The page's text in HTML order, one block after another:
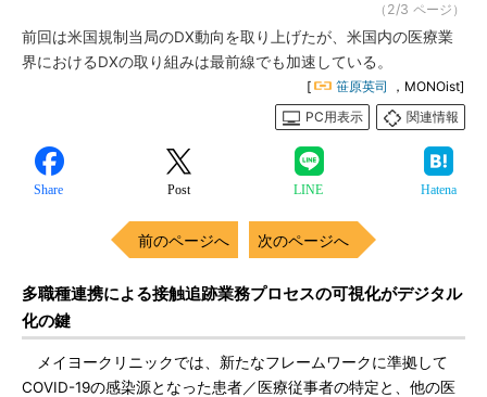
（2/3 ページ）
前回は米国規制当局のDX動向を取り上げたが、米国内の医療業
界におけるDXの取り組みは最前線でも加速している。
[ 笹原英司
，MONOist]
PC用表示
関連情報
Share Post LINE Hatena
前のページへ 次のページへ
多職種連携による接触追跡業務プロセスの可視化がデジタル
化の鍵
メイヨークリニックでは、新たなフレームワークに準拠して
COVID-19の感染源となった患者／医療従事者の特定と、他の医